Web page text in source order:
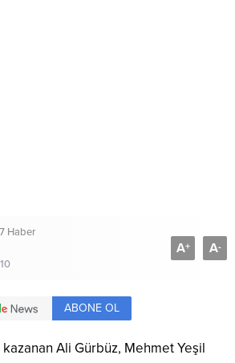
Haber
A+ A-
ABONE OL
kazanan Ali Gürbüz, Mehmet Yeşil